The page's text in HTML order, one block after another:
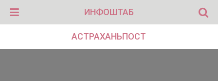
ИНФОШТАБ
АСТРАХАНЬПОСТ